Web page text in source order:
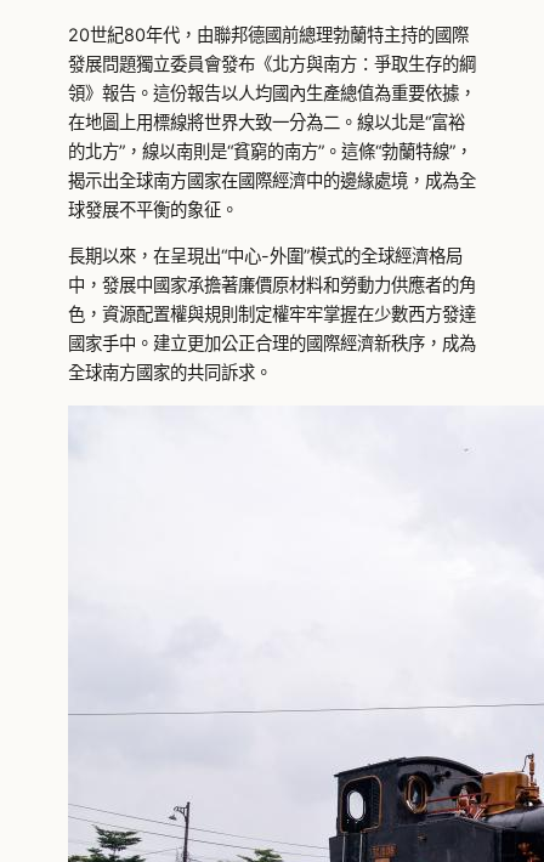
20世紀80年代，由聯邦德國前總理勃蘭特主持的國際
發展問題獨立委員會發布《北方與南方：爭取生存的綱
領》報告。這份報告以人均國內生產總值為重要依據，
在地圖上用標線將世界大致一分為二。線以北是“富裕
的北方”，線以南則是“貧窮的南方”。這條“勃蘭特線”，
揭示出全球南方國家在國際經濟中的邊緣處境，成為全
球發展不平衡的象征。
長期以來，在呈現出“中心-外圍”模式的全球經濟格局
中，發展中國家承擔著廉價原材料和勞動力供應者的角
色，資源配置權與規則制定權牢牢掌握在少數西方發達
國家手中。建立更加公正合理的國際經濟新秩序，成為
全球南方國家的共同訴求。